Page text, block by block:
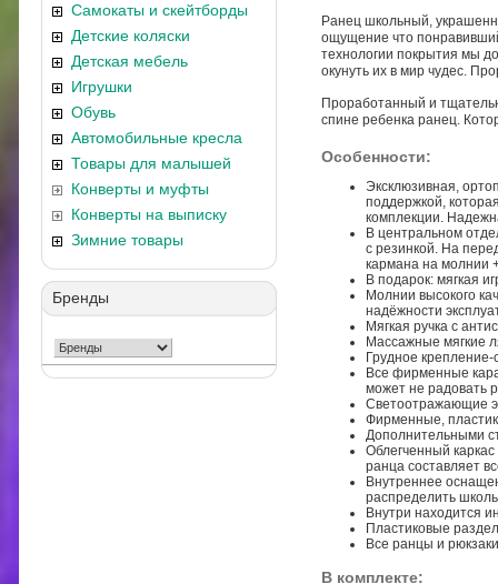
Самокаты и скейтборды
Детские коляски
Детская мебель
Игрушки
Обувь
Автомобильные кресла
Товары для малышей
Конверты и муфты
Конверты на выписку
Зимние товары
Бренды
Ранец школьный,
ощущение что
технологии покрытия мы
окунуть их в мир чудес.
Проработанный и
спине ребенка ранец.
Особенности:
Эксклюзивная,
поддержкой,
комплекции.
В центральном
с резинкой. На
кармана на молнии
В подарок: мягкая
Молнии высокого
надёжности
Мягкая ручка с
Массажные мягкие
Грудное
Все фирменные
может не радовать
Светоотражающие
Фирменные,
Дополнительными
Облегченный
ранца составляет
Внутреннее
распределить
Внутри находится
Пластиковые
Все ранцы и
В комплекте: